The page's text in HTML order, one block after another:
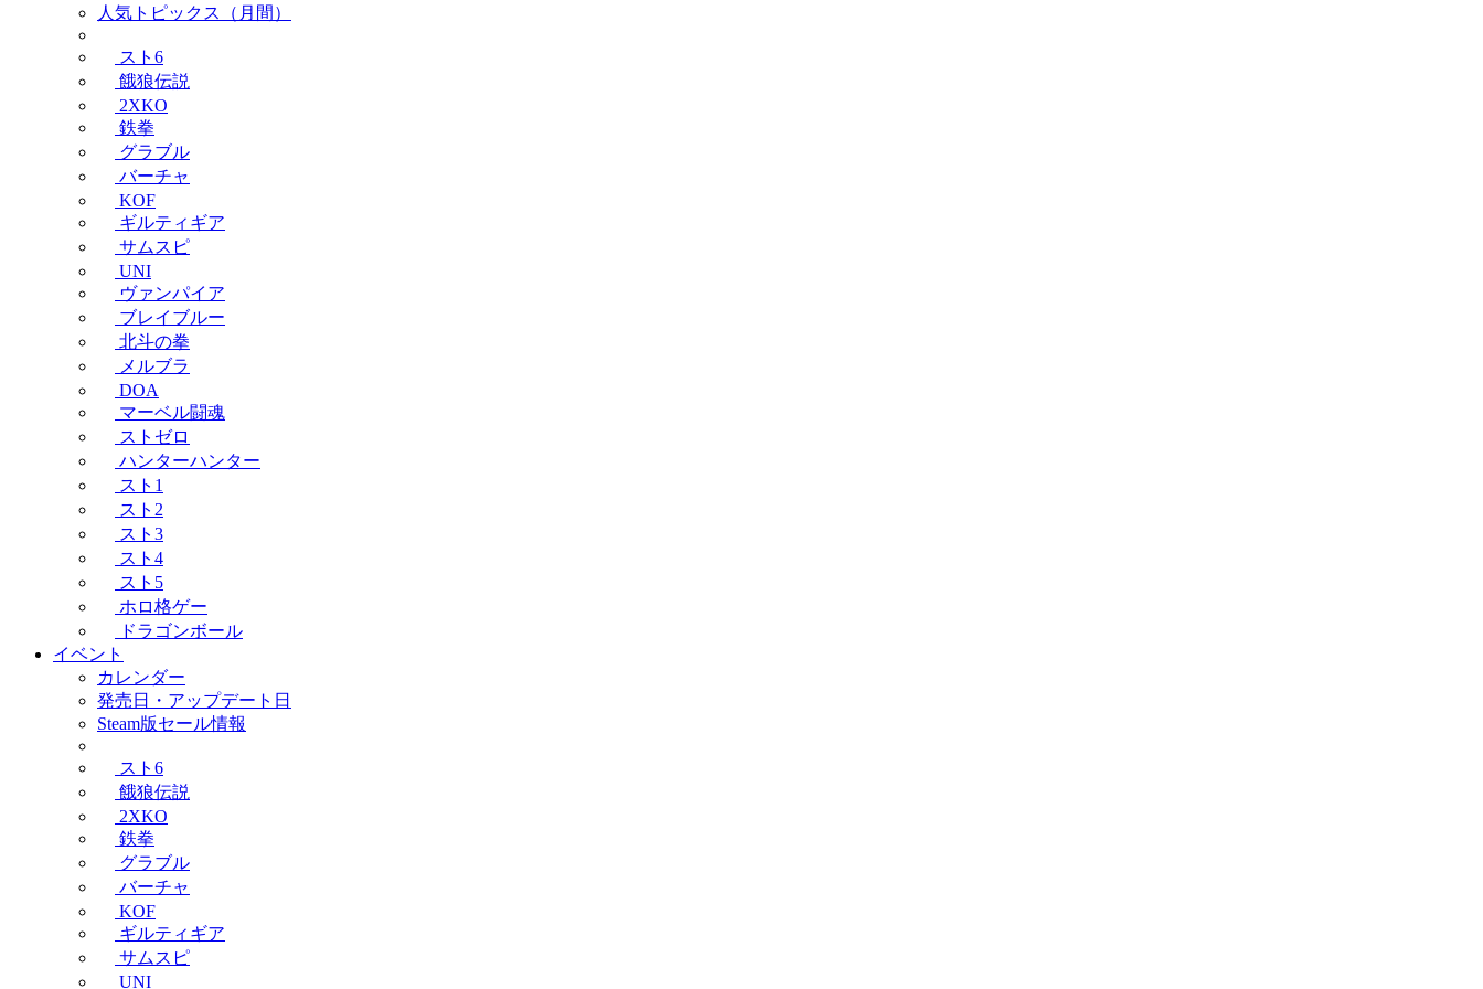
人気トピックス（月間）
スト6
餓狼伝説
2XKO
鉄拳
グラブル
バーチャ
KOF
ギルティギア
サムスピ
UNI
ヴァンパイア
ブレイブルー
北斗の拳
メルブラ
DOA
マーベル闘魂
ストゼロ
ハンターハンター
スト1
スト2
スト3
スト4
スト5
ホロ格ゲー
ドラゴンボール
イベント
カレンダー
発売日・アップデート日
Steam版セール情報
スト6
餓狼伝説
2XKO
鉄拳
グラブル
バーチャ
KOF
ギルティギア
サムスピ
UNI